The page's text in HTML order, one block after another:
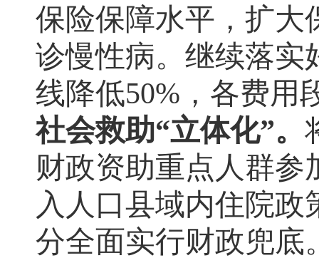
保险保障水平 ， 扩大
诊慢性病。 继续落实
线降低50% ， 各费用
社会救助“立体化”。
财政资助重点人群
入人口县域内住院
分全面实行财政兜底